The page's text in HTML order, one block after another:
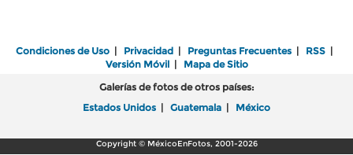
Condiciones de Uso | Privacidad | Preguntas Frecuentes | RSS |
Versión Móvil| Mapa de Sitio
Galerías de fotos de otros países:
Estados Unidos | Guatemala | México
Copyright © MéxicoEnFotos, 2001-2026